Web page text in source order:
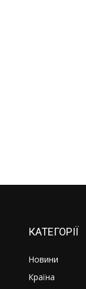
КАТЕГОРІЇ
Новини
Країна